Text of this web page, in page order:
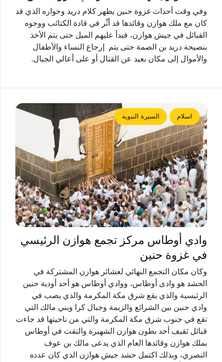
وفي وقت أحداث غزوة حنين يظهر كلام درید وحواره الذي قد
كان مع ملك هوازن وقائدها قد أثّر في قادة الكتائب ووجوه
القبائل في جيش هوازن، فبدأ عليهم الميل حتى يتم الأخذ
بنصيحة دريد بن الصمة حتى يتم إرجاع النساء والأطفال
والأموال إلى مكان بعيد عن القتال أو على أعالي الجبال.
اسلام السيرة النبوية
وادي أوطاس مرکز تجمع هوازن الرئيسي
في غزوة حنين
وكان مكان التجمع النهائي لعشائر هوازن المشتركة في
الحشد هو وادی أوطاس، ووادي أوطاس هو أحد أودية حنين
الرئيسية والذي يقع شرق مكة المكرمة والذي يصب في
وادي حنين بين الشرائع والزيمة وجبال كرا وبني مالك التي
تقع في جنوب شرق مكة المكرمة والتي من ناحيتها قد جاءت
قبائل ثقيف أحد بطون هوازن الشهيرة والتقت في أوطاس
بملك هوازن وقائدها العام الذي يدعى مالك بن عوف
النصري، وبذلك اکتمل حشد جيش هوازن الذي كان عدده